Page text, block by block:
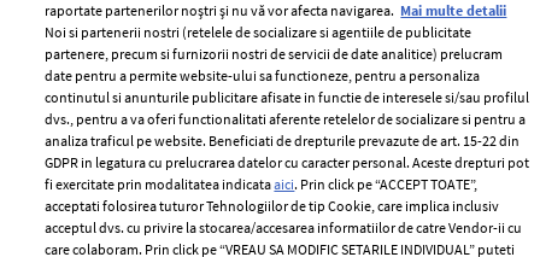
ELLE Style Awards
2024
Despre ELLE
Romania
Contact
Abonamente
Termeni si conditii
Politica de
confidențialitate
Politica de cookies
Publicitate
raportate partenerilor noștri și nu vă vor afecta navigarea. Mai multe detalii
Noi si partenerii nostri (retelele de socializare si agentiile de publicitate
partenere, precum si furnizorii nostri de servicii de date analitice) prelucram
date pentru a permite website-ului sa functioneze, pentru a personaliza
continutul si anunturile publicitare afisate in functie de interesele si/sau profilul
dvs., pentru a va oferi functionalitati aferente retelelor de socializare si pentru a
analiza traficul pe website. Beneficiati de drepturile prevazute de art. 15-22 din
GDPR in legatura cu prelucrarea datelor cu caracter personal. Aceste drepturi pot
fi exercitate prin modalitatea indicataaici. Prin click pe “ACCEPT TOATE”,
acceptati folosirea tuturor Tehnologiilor de tip Cookie, care implica inclusiv
acceptul dvs. cu privire la stocarea/accesarea informatiilor de catre Vendor-ii cu
care colaboram. Prin click pe “VREAU SA MODIFIC SETARILE INDIVIDUAL” puteti